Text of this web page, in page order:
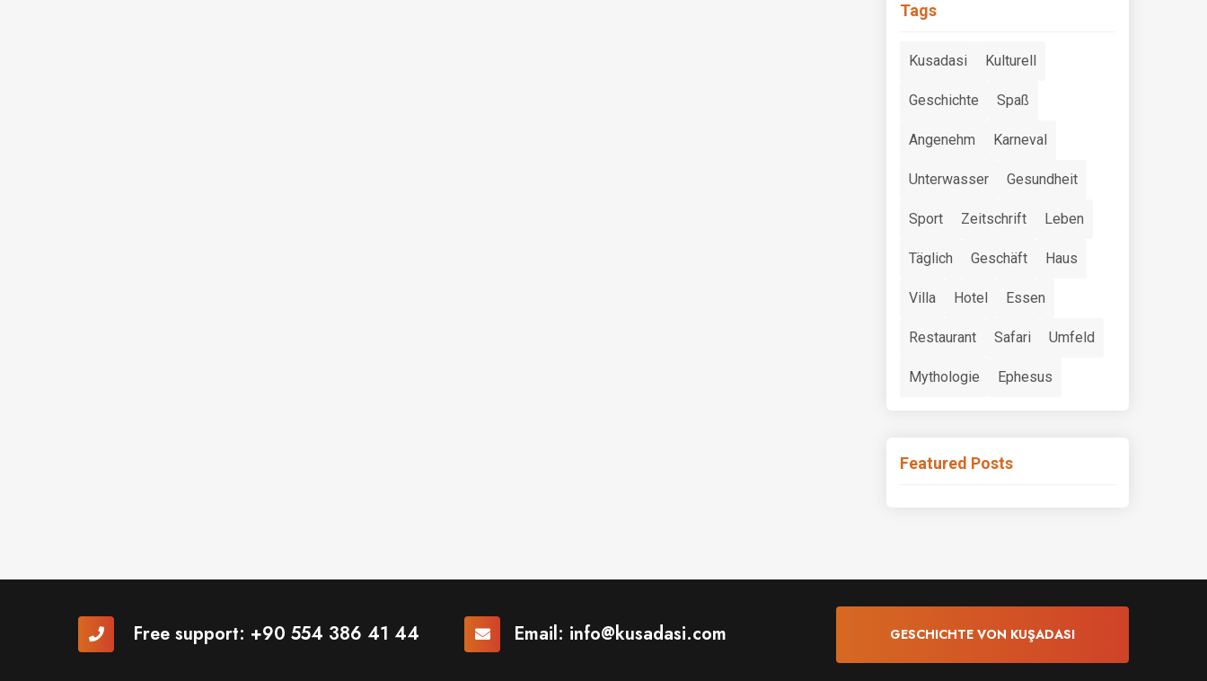
Tags
Kusadasi Kulturell
Geschichte Spaß
Angenehm Karneval
Unterwasser Gesundheit
Sport Zeitschrift Leben
Täglich Geschäft Haus
Villa Hotel Essen
Restaurant Safari Umfeld
Mythologie Ephesus
Featured Posts
Free support: +90 554 386 41 44 Email: info@kusadasi.com GESCHICHTE VON KUŞADASI